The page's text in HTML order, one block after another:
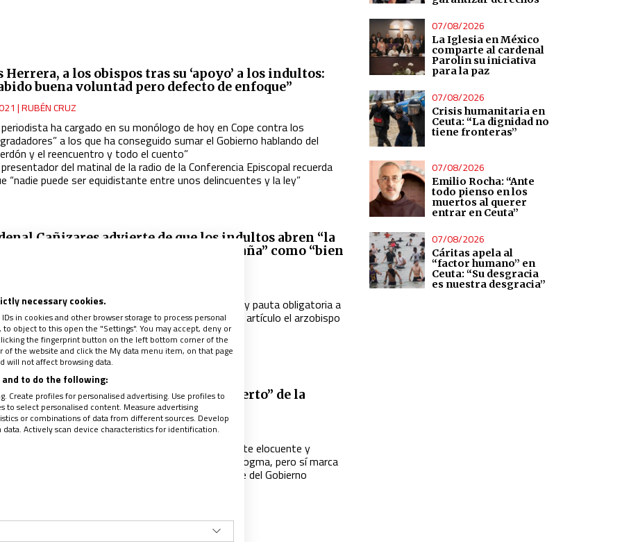
Herrera, a los obispos tras su ‘apoyo’ a los indultos:
buena voluntad pero defecto de enfoque”
|RUBÉN CRUZ
periodista ha cargado en su monólogo de hoy en Cope contra los
a los que ha conseguido sumar el Gobierno hablando del
y el reencuentro y todo el cuento”
del matinal de la radio de la Conferencia Episcopal recuerda
“nadie puede ser equidistante entre unos delincuentes y la ley”
Cañizares advierte de que los indultos abren “la
a “la destrucción de la unidad de España” como “bien
Constitución no es dogma de fe, sí que es criterio y pauta obligatoria a
y obedecer adecuadamente”, ha puntualizado en un artículo el arzobispo
Sánchez alaba la “elocuencia” y el “acierto” de la
Episcopal ante los indultos
|RUBÉN CRUZ
decía algo que a mí me parece lo suficientemente elocuente y
como para hacerme eco: la Constitución no es un dogma, pero sí marca
sobre el que podemos dialogar”, dijo el presidente del Gobierno
07/08/2026
La Iglesia en México
comparte al cardenal
Parolin su iniciativa
para la paz
07/08/2026
Crisis humanitaria en
Ceuta: “La dignidad no
tiene fronteras”
07/08/2026
Emilio Rocha: “Ante
todo pienso en los
muertos al querer
entrar en Ceuta”
07/08/2026
Cáritas apela al
“factor humano” en
Ceuta: “Su desgracia
es nuestra desgracia”
necessary cookies.
in cookies and other browser storage to process personal
object to this open the "Settings". You may accept, deny or
the fingerprint button on the left bottom corner of the
the website and click the My data menu item, on that page
will not affect browsing data.
to do the following:
Create profiles for personalised advertising. Use profiles to
to select personalised content. Measure advertising
or combinations of data from different sources. Develop
Actively scan device characteristics for identification.